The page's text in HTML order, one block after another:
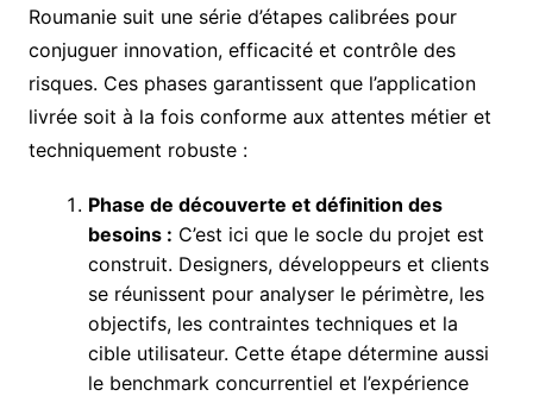
Roumanie suit une série d’étapes calibrées pour
conjuguer innovation, efficacité et contrôle des
risques. Ces phases garantissent que l’application
livrée soit à la fois conforme aux attentes métier et
techniquement robuste :
Phase de découverte et définition des
besoins : C’est ici que le socle du projet est
construit. Designers, développeurs et clients
se réunissent pour analyser le périmètre, les
objectifs, les contraintes techniques et la
cible utilisateur. Cette étape détermine aussi
le benchmark concurrentiel et l’expérience